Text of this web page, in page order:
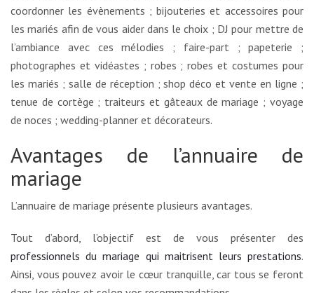
coordonner les évènements ; bijouteries et accessoires pour
les mariés afin de vous aider dans le choix ; DJ pour mettre de
l’ambiance avec ces mélodies ; faire-part ; papeterie ;
photographes et vidéastes ; robes ; robes et costumes pour
les mariés ; salle de réception ; shop déco et vente en ligne ;
tenue de cortège ; traiteurs et gâteaux de mariage ; voyage
de noces ; wedding-planner et décorateurs.
Avantages de l’annuaire de
mariage
L’annuaire de mariage présente plusieurs avantages.
Tout d’abord, l’objectif est de vous présenter des
professionnels du mariage qui maitrisent leurs prestations.
Ainsi, vous pouvez avoir le cœur tranquille, car tous se feront